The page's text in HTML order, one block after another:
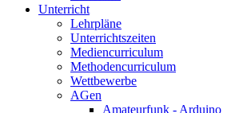
Unterricht
Lehrpläne
Unterrichtszeiten
Mediencurriculum
Methodencurriculum
Wettbewerbe
AGen
Amateurfunk - Arduino